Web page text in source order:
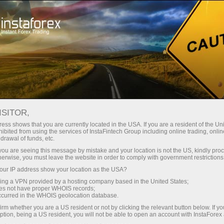
Con InstaForex obtiene acceso a
competitivas: apalancamiento de
hasta 1:5000, unos de los mejores
spreads y comisiones del
mercado, así como condiciones
atractivas para operar con
acciones e índices.
Spreads mínimos
Bono del 30%
en cada depósito
Velocidad
en el trading y en la pista
shows that you are currently located in the USA. If you are a resident of the
from using the services of InstaFintech Group including online trading,
of funds, etc.
are seeing this message by mistake and your location is not the US, kindly
you must leave the website in order to comply with government
IP address show your location as the USA?
a VPN provided by a hosting company based in the United States;
not have proper WHOIS records;
in the WHOIS geolocation database.
whether you are a US resident or not by clicking the relevant button below. If
being a US resident, you will not be able to open an account with InstaForex